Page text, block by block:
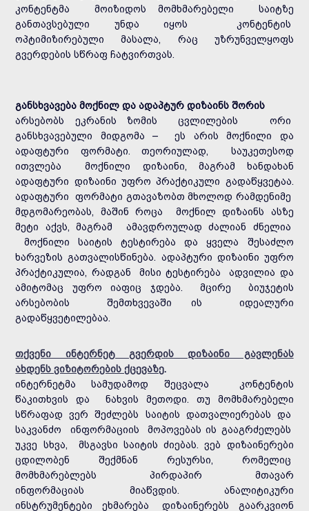
კონტენტმა მოიზიდოს მომხმარებელი საიტზე
განთავსებული უნდა იყოს კონტენტის
ოპტიმიზირებული მასალა, რაც უზრუნველყოფს
გვერდების სწრაფ ჩატვირთვას.
განსხვავება მოქნილ და ადაპტურ დიზაინს შორის
არსებობს ეკრანის ზომის ცვლილების ორი
განსხვავებული მიდგომა – ეს არის მოქნილი და
ადაფტური ფორმატი. თეორიულად, საუკეთესოდ
ითვლება მოქნილი დიზაინი, მაგრამ ხანდახან
ადაფტური დიზაინი უფრო პრაქტიკული გადაწყვეტაა.
ადაფტური ფორმატი გთავაზობთ მხოლოდ რამდენიმე
მდგომარეობას, მაშინ როცა მოქნილ დიზაინს ასზე
მეტი აქვს, მაგრამ ამავდროულად ძალიან ძნელია
მოქნილი საიტის ტესტირება და ყველა შესაძლო
ხარვეზის გათვალისწინება. ადაპტური დიზაინი უფრო
პრაქტიკულია, რადგან მისი ტესტირება ადვილია და
ამიტომაც უფრო იაფიც ჯდება. მცირე ბიუჯეტის
არსებობის შემთხვევაში ის იდეალური
გადაწყვეტილებაა.
თქვენი ინტერნეტ გვერდის დიზაინი გავლენას
ახდენს ვიზიტორების ქცევაზე.
ინტერნეტმა სამუდამოდ შეცვალა კონტენტის
წაკითხვის და ნახვის მეთოდი. თუ მომხმარებელი
სწრაფად ვერ შეძლებს საიტის დათვალიერებას და
საკვანძო ინფორმაციის მოპოვებას ის გააგრძელებს
უკვე სხვა, მსგავსი საიტის ძიებას. ვებ დიზაინერები
ცდილობენ შექმნან რესურსი, რომელიც
მომხმარებლებს პირდაპირ მთავარ
ინფორმაციას მიაწვდის. ანალიტიკური
ინსტრუმენტები ეხმარება დიზაინერებს გაარკვიონ